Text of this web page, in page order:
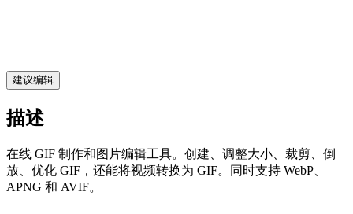
建议编辑
描述
在线 GIF 制作和图片编辑工具。创建、调整大小、裁剪、倒
放、优化 GIF，还能将视频转换为 GIF。同时支持 WebP、
APNG 和 AVIF。